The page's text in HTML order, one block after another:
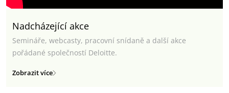
Nadcházející akce
Semináře, webcasty, pracovní snídaně a další akce
pořádané společností Deloitte.
Zobrazit více